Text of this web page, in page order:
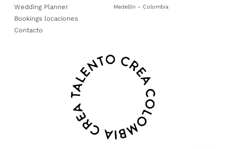
Wedding Planner
Bookings locaciones
Contacto
Medellin - Colombia